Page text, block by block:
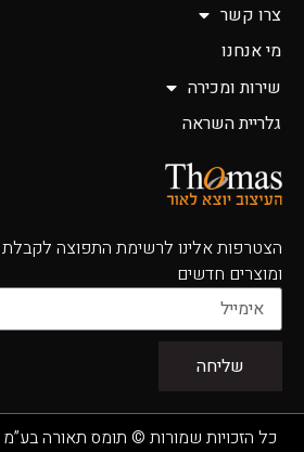
צרו קשר
מי אנחנו
שירות ומכירה
גלריית השראה
הצטרפות אלינו לרשימת התפוצה לקבלת
ומוצרים חדשים
שליחה
כל הזכויות שמורות © תומס תאורה בע”מ